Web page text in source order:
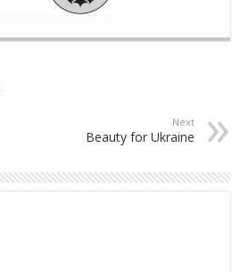
Next
Beauty for Ukraine